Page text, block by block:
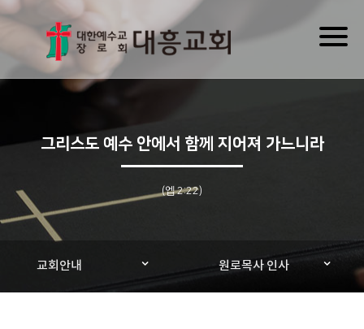
그리스도 예수 안에서 함께 지어져 가느니라
(엡 2:22)
교회안내 원로목사 인사